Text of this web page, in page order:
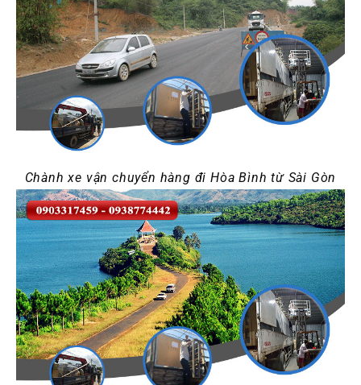
Chành xe vận chuyển hàng đi Hòa Bình từ Sài Gòn